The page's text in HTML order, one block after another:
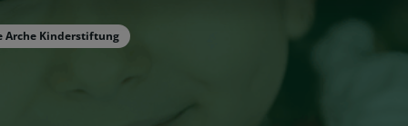
Arche Kinderstiftung